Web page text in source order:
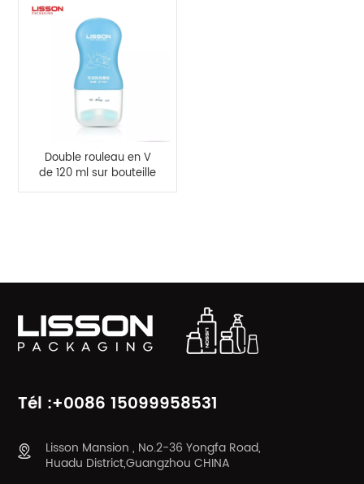
Double rouleau en V
de 120 ml sur bouteille
pour massage du
Tél :+0086 15099958531
Lisson Mansion , No.2-36 Yongfa Road,
Huadu District,Guangzhou CHINA